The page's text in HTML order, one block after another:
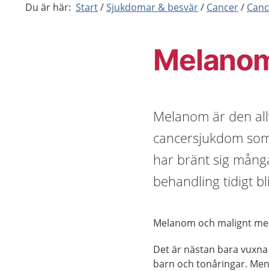
Du är här: Start Sjukdomar & besvär Cancer
Melanom är den
cancersjukdom
har bränt sig
behandling tidigt
Melanom och malignt
Det är nästan bara
barn och tonåringar.